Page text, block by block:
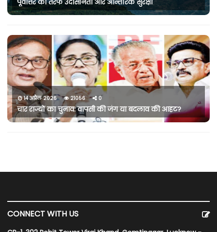
पूर्वोत्तर की तरफ उदासीनता और आन्तरिक सुरक्षा
14 अप्रैल 2026 21056 0
चार राज्यों का चुनाव: वापसी की जंग या बदलाव की आहट?
CONNECT WITH US